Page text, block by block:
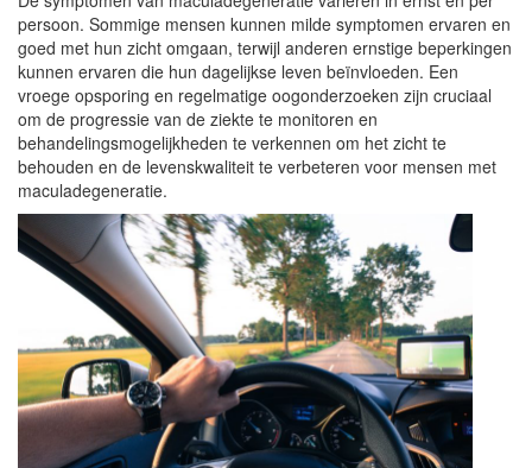
persoon. Sommige mensen kunnen milde symptomen ervaren en
goed met hun zicht omgaan, terwijl anderen ernstige beperkingen
kunnen ervaren die hun dagelijkse leven beïnvloeden. Een
vroege opsporing en regelmatige oogonderzoeken zijn cruciaal
om de progressie van de ziekte te monitoren en
behandelingsmogelijkheden te verkennen om het zicht te
behouden en de levenskwaliteit te verbeteren voor mensen met
maculadegeneratie.